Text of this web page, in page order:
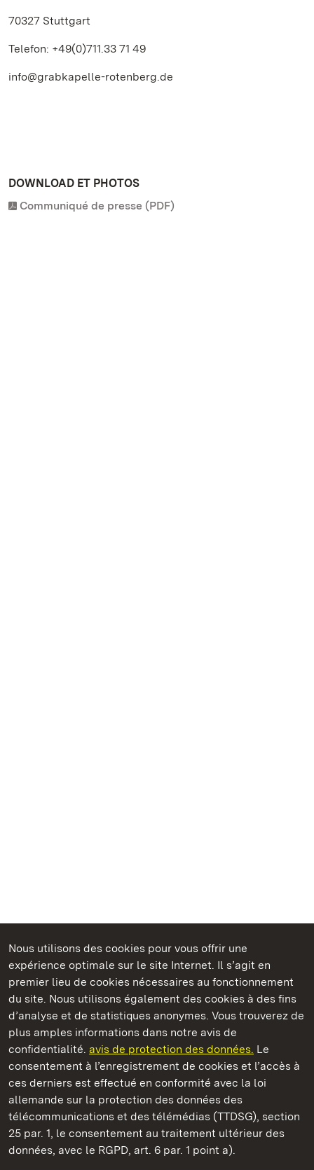
Nous utilisons des cookies pour vous offrir une
expérience optimale sur le site Internet. Il s’agit en
premier lieu de cookies nécessaires au fonctionnement
du site. Nous utilisons également des cookies à des fins
d’analyse et de statistiques anonymes. Vous trouverez de
plus amples informations dans notre avis de
confidentialité. avis de protection des données. Le
consentement à l’enregistrement de cookies et l’accès à
ces derniers est effectué en conformité avec la loi
allemande sur la protection des données des
télécommunications et des télémédias (TTDSG), section
25 par. 1, le consentement au traitement ultérieur des
données, avec le RGPD, art. 6 par. 1 point a).
70327 Stuttgart
Telefon: +49(0)711.33 71 49
info@grabkapelle-rotenberg.de
DOWNLOAD ET PHOTOS
Communiqué de presse (PDF)
Châteaux et jardins publics du Bade-Wurtemberg
Staatliche Schlösser und Gärten Baden‑Württemberg
Châteaux et jardins publics du Bade-Wurtemberg
ContactFAQ et réponsesMentions légales
Protection des données
Explications sur l’accessibilité
BITV-konform (geprüfte Seiten)